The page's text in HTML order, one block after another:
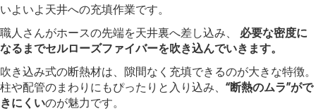
いよいよ天井への充填作業です。
職人さんがホースの先端を天井裏へ差し込み、 必要な密度に
なるまでセルローズファイバーを吹き込んでいきます。
吹き込み式の断熱材は、隙間なく充填できるのが大きな特徴。
柱や配管のまわりにもぴったりと入り込み、 “断熱のムラ”がで
きにくいのが魅力です。